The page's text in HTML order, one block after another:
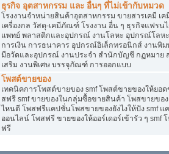
ธุรกิจ อุตสาหกรรม และ อื่นๆ ที่ไม่เข้ากับหมวด
โรงงานจำหน่ายสินค้าอุตสาหกรรม ขายสารเคมี เ
เครื่องกล วัสดุ-เคมีภัณฑ์ โรงงาน อื่น ๆ ธุรกิจแฟรน
แพทย์ พลาสติกและอุปกรณ์ งานโลหะ อุปกรณ์โลห
การเงิน การธนาคาร อุปกรณ์อิเล็กทรอนิกส์ งานพิ
มือวัดและอุปกรณ์ งานประจำ สำนักบัญชี กฏหมาย
เสริม งานพิเศษ บรรจุภัณฑ์ การออกแบบ
โพสต์ขายของ
เทคนิคการโพสต์ขายของ smf โพสต์ขายของให้ยอ
สฟรี smf ขายของในกลุ่มซื้อขายสินค้า โพสขายขอ
ไหนดี โพสฟรีแคปชั่นโพสขายของยังไงให้ปัง smf
ออนไลน์ โพสฟรี ขายของให้ออร์เดอร์เข้ารัว ๆ smf
ฟรี